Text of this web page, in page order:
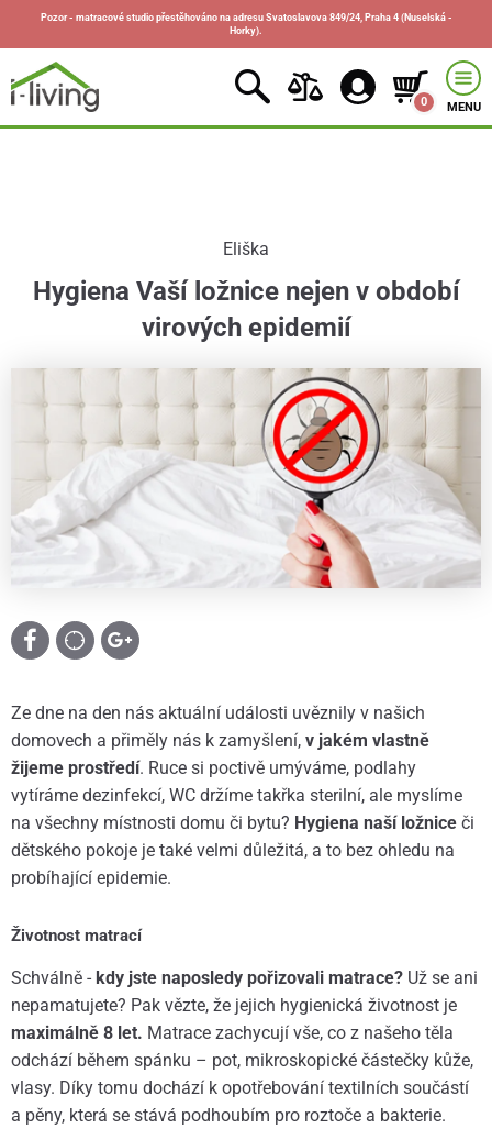
Pozor - matracové studio přestěhováno na adresu Svatoslavova 849/24, Praha 4 (Nuselská -
Horky).
0 MENU
Eliška
Hygiena Vaší ložnice nejen v období
virových epidemií
Ze dne na den nás aktuální události uvěznily v našich
domovech a přiměly nás k zamyšlení, v jakém vlastně
žijeme prostředí. Ruce si poctivě umýváme, podlahy
vytíráme dezinfekcí, WC držíme takřka sterilní, ale myslíme
na všechny místnosti domu či bytu? Hygiena naší ložnice či
dětského pokoje je také velmi důležitá, a to bez ohledu na
probíhající epidemie.
Životnost matrací
Schválně - kdy jste naposledy pořizovali matrace? Už se ani
nepamatujete? Pak vězte, že jejich hygienická životnost je
maximálně 8 let. Matrace zachycují vše, co z našeho těla
odchází během spánku – pot, mikroskopické částečky kůže,
vlasy. Díky tomu dochází k opotřebování textilních součástí
a pěny, která se stává podhoubím pro roztoče a bakterie.